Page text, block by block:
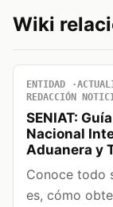
Wiki
ENTIDAD
REDACCIÓN
SENIAT:
Nacional
Aduanera y
Conoce todo
es, cómo